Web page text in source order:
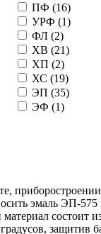
ПФ (16)
УРФ (1)
ФЛ (2)
ХВ (21)
ХП (2)
ХС (19)
ЭП (35)
ЭФ (1)
эмаль ЭП-
состоит